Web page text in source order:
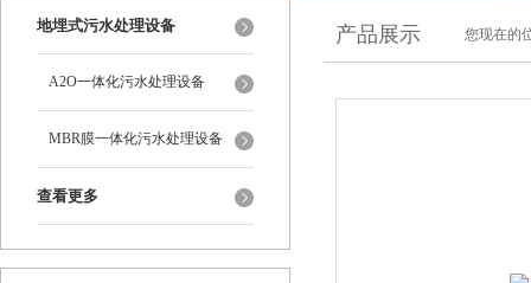
地埋式污水处理设备
A2O一体化污水处理设备
MBR膜一体化污水处理设备
查看更多
产品展示 您现在的